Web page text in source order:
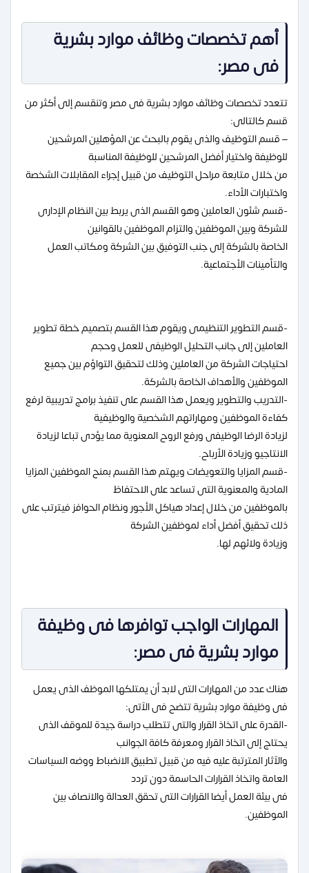
أهم تخصصات وظائف موارد بشرية
فى مصر:
تتعدد تخصصات وظائف موارد بشرية فى مصر وتنقسم إلى أكثر من
قسم كالتالى:
– قسم التوظيف والذى يقوم بالبحث عن المؤهلين المرشحين
للوظيفة واختيار أفضل المرشحين للوظيفة المناسبة
من خلال متابعة مراحل التوظيف من قبيل إجراء المقابلات الشخصة
واختبارات الأداء.
-قسم شئون العاملين وهو القسم الذى يربط بين النظام الإدارى
للشركة وبين الموظفين والتزام الموظفين بالقوانين
الخاصة بالشركة إلى جنب التوفيق بين الشركة ومكاتب العمل
والتأمينات الأجتماعية.
-قسم التطوير التنظيمى ويقوم هذا القسم بتصميم خطة تطوير
العاملين إلى جانب التحليل الوظيفى للعمل وحجم
احتياجات الشركة من العاملين وذلك لتحقيق التواؤم بين جميع
الموظفين والأهداف الخاصة بالشركة.
-التدريب والتطوير ويعمل هذا القسم على تنفيذ برامج تدريبية لرفع
كفاءة الموظفين ومهاراتهم الشخصية والوظيفية
لزيادة الرضا الوظيفى ورفع الروح المعنوية مما يؤدى تباعا لزيادة
الانتاجيو وزيادة الأرباح.
-قسم المزايا والتعويضات ويهتم هذا القسم بمنح الموظفين المزايا
المادية والمعنوية التى تساعد على الاحتفاظ
بالموظفين من خلال إعداد هياكل الأجور ونظام الحوافز فيترتب على
ذلك تحقيق أفضل أداء لموظفين الشركة
وزيادة ولائهم لها.
المهارات الواجب توافرها فى وظيفة
موارد بشرية فى مصر:
هناك عدد من المهارات التى لابد أن يمتلكها الموظف الذى يعمل
فى وظيفة موارد بشرية تتضح فى الآتى:
-القدرة على اتخاذ القرار والتى تتطلب دراسة جيدة للموقف الذى
يحتاج إلى اتخاذ القرار ومعرفة كافة الجوانب
والآثار المترتبة عليه فيه من قبيل تطبيق الانضباط ووضه السياسات
العامة واتخاذ القرارات الحاسمة دون تردد
فى بيئة العمل أيضا القرارات التى تحقق العدالة والانصاف بين
الموظفين.